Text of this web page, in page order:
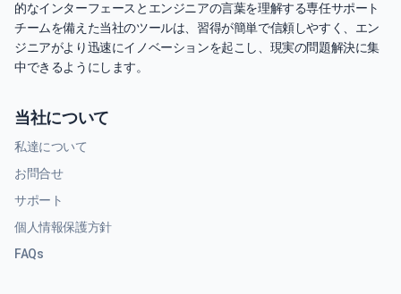
的なインターフェースとエンジニアの言葉を理解する専任サポート
チームを備えた当社のツールは、習得が簡単で信頼しやすく、エン
ジニアがより迅速にイノベーションを起こし、現実の問題解決に集
中できるようにします。
当社について
私達について
お問合せ
サポート
個人情報保護方針
FAQs